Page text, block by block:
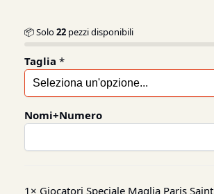
📦 Solo22 pezzi disponibili
Taglia *
Nomi+Numero
1× Giocatori Speciale Maglia Paris Saint